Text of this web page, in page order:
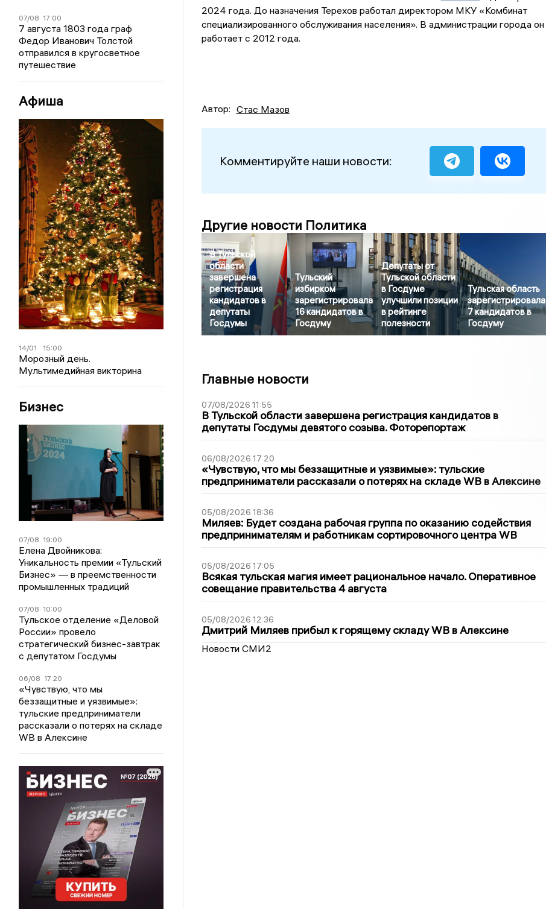
07/08 17:00
7 августа 1803 года граф
Федор Иванович Толстой
отправился в кругосветное
путешествие
Афиша
14/01 15:00
Морозный день.
Мультимедийная викторина
Бизнес
07/08 19:00
Елена Двойникова:
Уникальность премии «Тульский
Бизнес» — в преемственности
промышленных традиций
07/08 10:00
Тульское отделение «Деловой
России» провело
стратегический бизнес-завтрак
с депутатом Госдумы
06/08 17:20
«Чувствую, что мы
беззащитные и уязвимые»:
тульские предприниматели
рассказали о потерях на складе
WB в Алексине
2024 года. До назначения Терехов работал директором МКУ «Комбинат
специализированного обслуживания населения». В администрации города он
работает с 2012 года.
Автор: Стас Мазов
Комментируйте наши новости:
Другие новости Политика
В Тульской
области
завершена
регистрация
кандидатов в
депутаты
Госдумы
Тульский
избирком
зарегистрировала
16 кандидатов в
Госдуму
Депутаты от
Тульской области
в Госдуме
улучшили позиции
в рейтинге
полезности
Тульская область
зарегистрировала
7 кандидатов в
Госдуму
Главные новости
07/08/2026 11:55
В Тульской области завершена регистрация кандидатов в
депутаты Госдумы девятого созыва. Фоторепортаж
06/08/2026 17:20
«Чувствую, что мы беззащитные и уязвимые»: тульские
предприниматели рассказали о потерях на складе WB в Алексине
05/08/2026 18:36
Миляев: Будет создана рабочая группа по оказанию содействия
предпринимателям и работникам сортировочного центра WB
05/08/2026 17:05
Всякая тульская магия имеет рациональное начало. Оперативное
совещание правительства 4 августа
05/08/2026 12:36
Дмитрий Миляев прибыл к горящему складу WB в Алексине
Новости СМИ2